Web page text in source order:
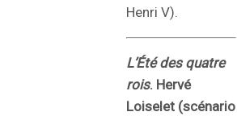
Henri V).
L’Été des quatre
rois. Hervé
Loiselet (scénario